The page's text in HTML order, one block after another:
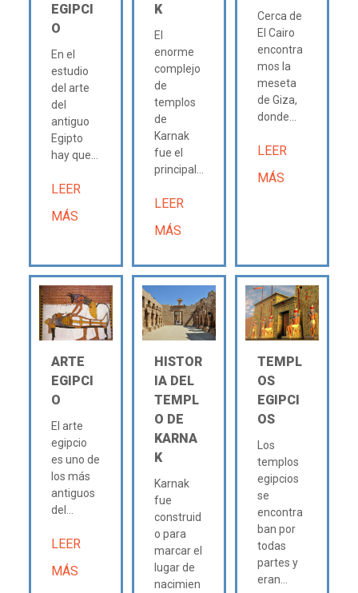
EGIPCI
O
En el
estudio
del arte
del
antiguo
Egipto
hay que...
LEER
MÁS
K
El
enorme
complejo
de
templos
de
Karnak
fue el
principal...
LEER
MÁS
Cerca de
El Cairo
encontra
mos la
meseta
de Giza,
donde...
LEER
MÁS
ARTE
EGIPCI
O
El arte
egipcio
es uno de
los más
antiguos
del...
LEER
MÁS
HISTOR
IA DEL
TEMPL
O DE
KARNA
K
Karnak
fue
construid
o para
marcar el
lugar de
nacimien
TEMPL
OS
EGIPCI
OS
Los
templos
egipcios
se
encontra
ban por
todas
partes y
eran...